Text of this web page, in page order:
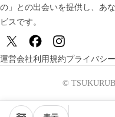
の」との出会いを提供し、 あ
ビスです。
運営会社利用規約プライバシ
©